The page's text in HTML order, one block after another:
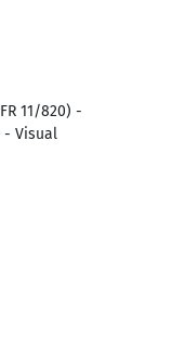
11/820) -
- Visual